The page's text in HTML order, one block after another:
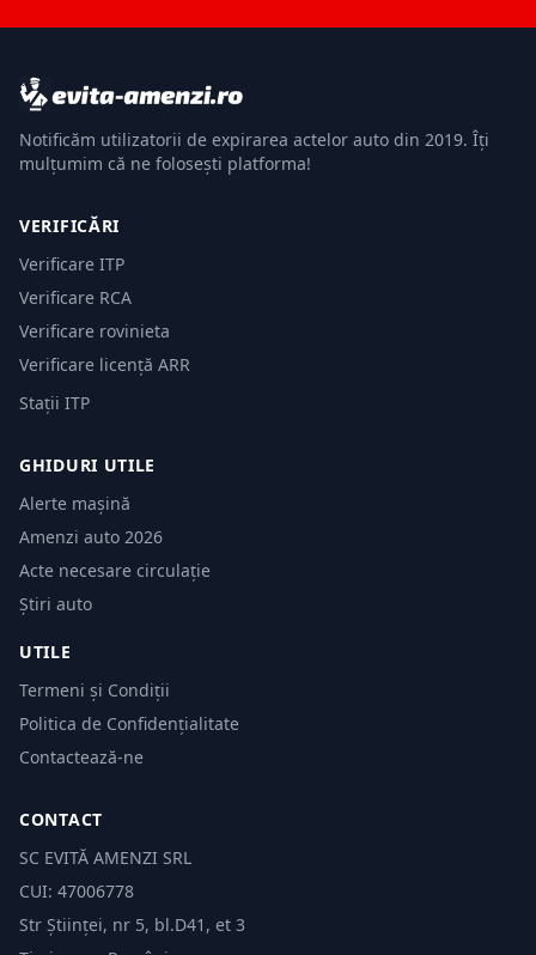
Notificăm utilizatorii de expirarea actelor auto din 2019. Îți
mulțumim că ne folosești platforma!
VERIFICĂRI
Verificare ITP
Verificare RCA
Verificare rovinieta
Verificare licență ARR
Stații ITP
GHIDURI UTILE
Alerte mașină
Amenzi auto 2026
Acte necesare circulație
Știri auto
UTILE
Termeni și Condiții
Politica de Confidențialitate
Contactează-ne
CONTACT
SC EVITĂ AMENZI SRL
CUI: 47006778
Str Științei, nr 5, bl.D41, et 3